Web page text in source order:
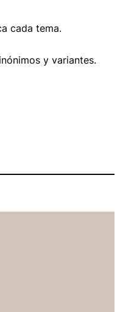
cada tema.
y variantes.